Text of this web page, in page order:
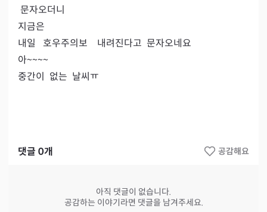
지금은
내일   호우주의보    내려진다고  문자오네요
아~~~~
중간이  없는  날씨ㅠ
댓글 0개 공감해요
아직 댓글이 없습니다.
공감하는 이야기라면 댓글을 남겨주세요.